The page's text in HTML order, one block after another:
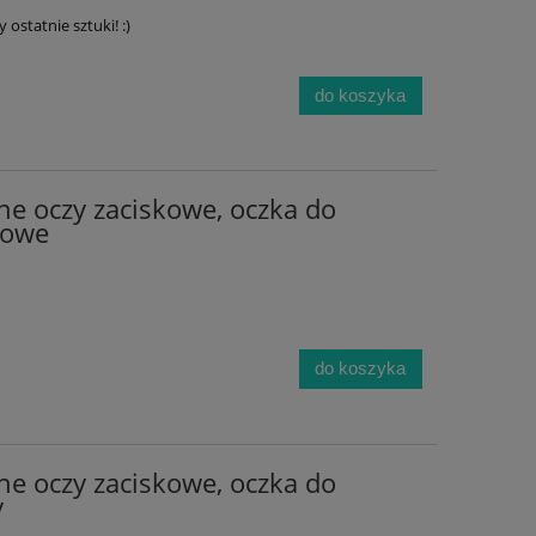
ostatnie sztuki! :)
do koszyka
oczy zaciskowe, oczka do
do koszyka
oczy zaciskowe, oczka do